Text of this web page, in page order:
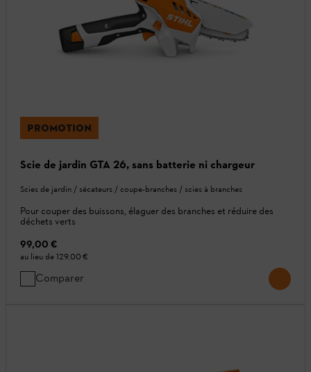
PROMOTION
Scie de jardin GTA 26, sans batterie ni chargeur
Scies de jardin / sécateurs / coupe-branches / scies à branches
Pour couper des buissons, élaguer des branches et réduire des
déchets verts
99,00 €
au lieu de 129,00 €
Comparer